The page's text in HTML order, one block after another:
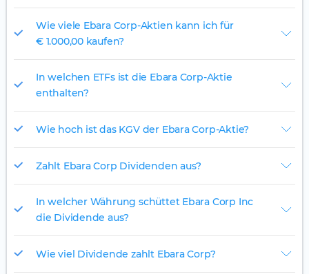
Wie viele Ebara Corp-Aktien kann ich für
€ 1.000,00 kaufen?
In welchen ETFs ist die Ebara Corp-Aktie
enthalten?
Wie hoch ist das KGV der Ebara Corp-Aktie?
Zahlt Ebara Corp Dividenden aus?
In welcher Währung schüttet Ebara Corp Inc
die Dividende aus?
Wie viel Dividende zahlt Ebara Corp?